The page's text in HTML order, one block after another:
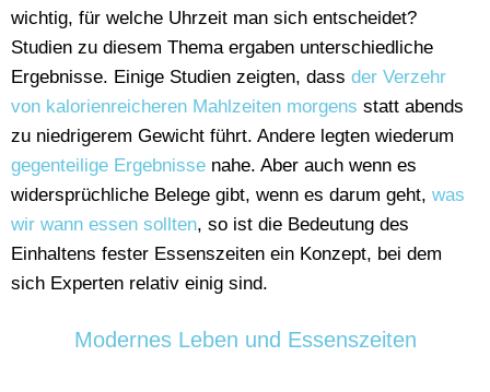
wichtig, für welche Uhrzeit man sich entscheidet?
Studien zu diesem Thema ergaben unterschiedliche
Ergebnisse. Einige Studien zeigten, dass der Verzehr
von kalorienreicheren Mahlzeiten morgens statt abends
zu niedrigerem Gewicht führt. Andere legten wiederum
gegenteilige Ergebnisse nahe. Aber auch wenn es
widersprüchliche Belege gibt, wenn es darum geht, was
wir wann essen sollten, so ist die Bedeutung des
Einhaltens fester Essenszeiten ein Konzept, bei dem
sich Experten relativ einig sind.
Modernes Leben und Essenszeiten